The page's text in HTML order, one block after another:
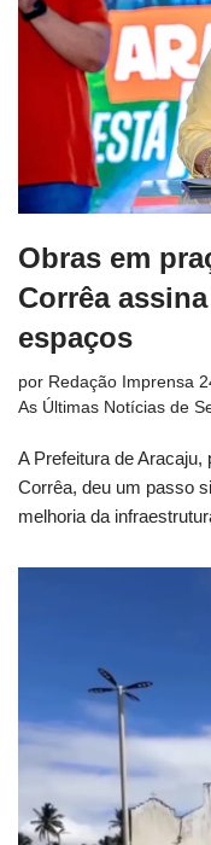
Obras em
Corrêa
espaços
por Redação Imprensa
As Últimas Notícias de
A Prefeitura de
Corrêa, deu um passo
melhoria da